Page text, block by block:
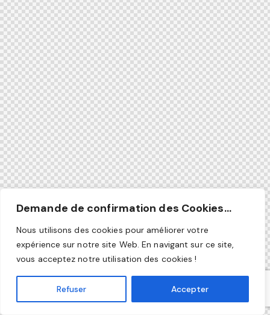
Demande de confirmation des Cookies...
Nous utilisons des cookies pour améliorer votre
expérience sur notre site Web. En navigant sur ce site,
vous acceptez notre utilisation des cookies !
Refuser Accepter